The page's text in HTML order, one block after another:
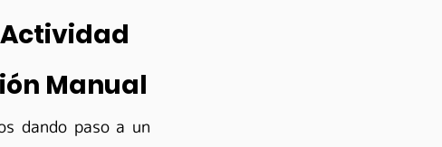
Manual
dando paso a un